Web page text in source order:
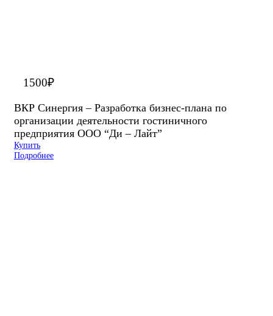
1500₽
ВКР Синергия – Разработка бизнес-плана по
организации деятельности гостиничного
предприятия ООО “Ди – Лайт”
Купить
Подробнее